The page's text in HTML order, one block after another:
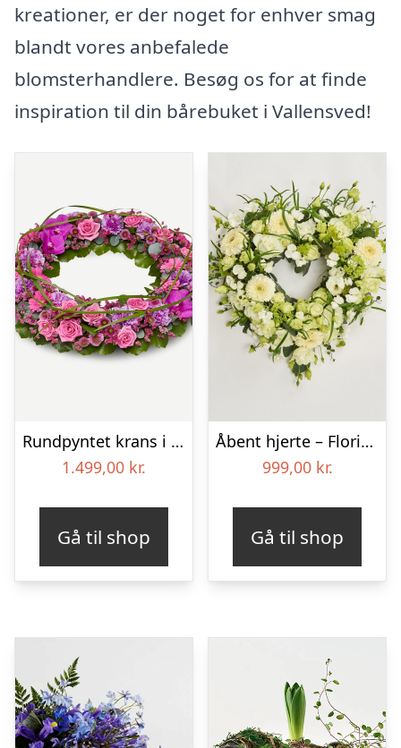
kreationer, er der noget for enhver smag
blandt vores anbefalede
blomsterhandlere. Besøg os for at finde
inspiration til din bårebuket i Vallensved!
Rundpyntet krans i klassisk stil – pink
1.499,00 kr.
Gå til shop
Åbent hjerte – Floristens kreative valg
999,00 kr.
Gå til shop